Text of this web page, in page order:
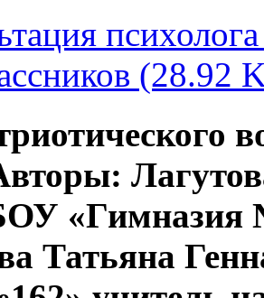
(28.92
«Гимназия
Татьяна